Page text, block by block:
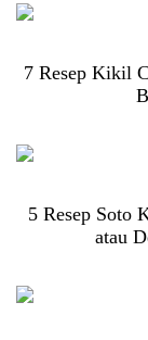
7 Resep Kikil
5 Resep Soto
atau